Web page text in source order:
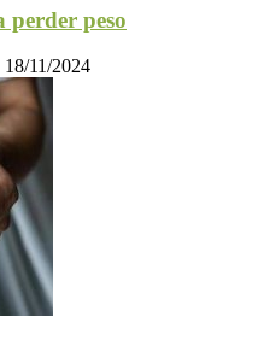
perder peso
18/11/2024